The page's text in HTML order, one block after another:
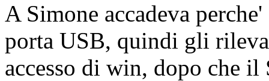
A Simone accadeva
porta USB, quindi gli
accesso di win, dopo che